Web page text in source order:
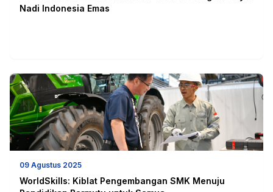
Nadi Indonesia Emas
09 Agustus 2025
WorldSkills: Kiblat Pengembangan SMK Menuju